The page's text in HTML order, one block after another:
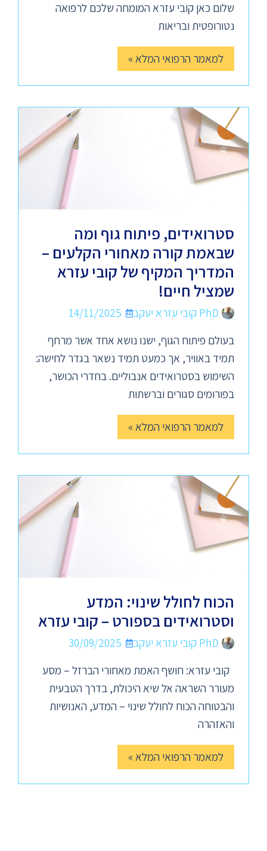
שלום כאן קובי עזרא המומחה שלכם לרפואה
נטורופטית ובריאות
למאמר הרפואי המלא »
סטרואידים, פיתוח גוף ומה
שבאמת קורה מאחורי הקלעים –
המדריך המקיף של קובי עזרא
שמציל חיים!
PhD קובי עזרא יעקב
14/11/2025
בעולם פיתוח הגוף, ישנו נושא אחד אשר מרחף
תמיד באוויר, אך כמעט תמיד נשאר בגדר לחישה:
השימוש בסטרואידים אנבוליים. בחדרי הכושר,
בפורומים סגורים וברשתות
למאמר הרפואי המלא »
הכוח לחולל שינוי: המדע
וסטרואידים בספורט – קובי עזרא
PhD קובי עזרא יעקב
30/09/2025
קובי עזרא: חושף האמת מאחורי הברזל – מסע
מעורר השראה אל שיא היכולת, בדרך הטבעית
והבטוחה הכוח לחולל שינוי – המדע, האנושיות
והאזהרה
למאמר הרפואי המלא »